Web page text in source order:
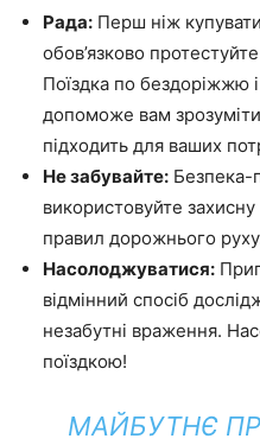
Рада: Перш ніж
обов’язково
Поїздка по бездоріжжю
допоможе вам
підходить для ваших
Не забувайте: Безпека-
використовуйте захисну
правил дорожнього
Насолоджуватися:
відмінний спосіб
незабутні враження.
поїздкою!
МАЙБУТНЄ